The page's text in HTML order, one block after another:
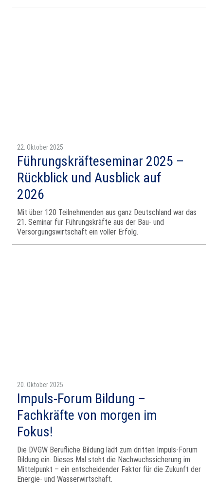
22. Oktober 2025
Führungskräfteseminar 2025 –
Rückblick und Ausblick auf
2026
Mit über 120 Teilnehmenden aus ganz Deutschland war das
21. Seminar für Führungskräfte aus der Bau- und
Versorgungswirtschaft ein voller Erfolg.
20. Oktober 2025
Impuls-Forum Bildung –
Fachkräfte von morgen im
Fokus!
Die DVGW Berufliche Bildung lädt zum dritten Impuls-Forum
Bildung ein. Dieses Mal steht die Nachwuchssicherung im
Mittelpunkt – ein entscheidender Faktor für die Zukunft der
Energie- und Wasserwirtschaft.